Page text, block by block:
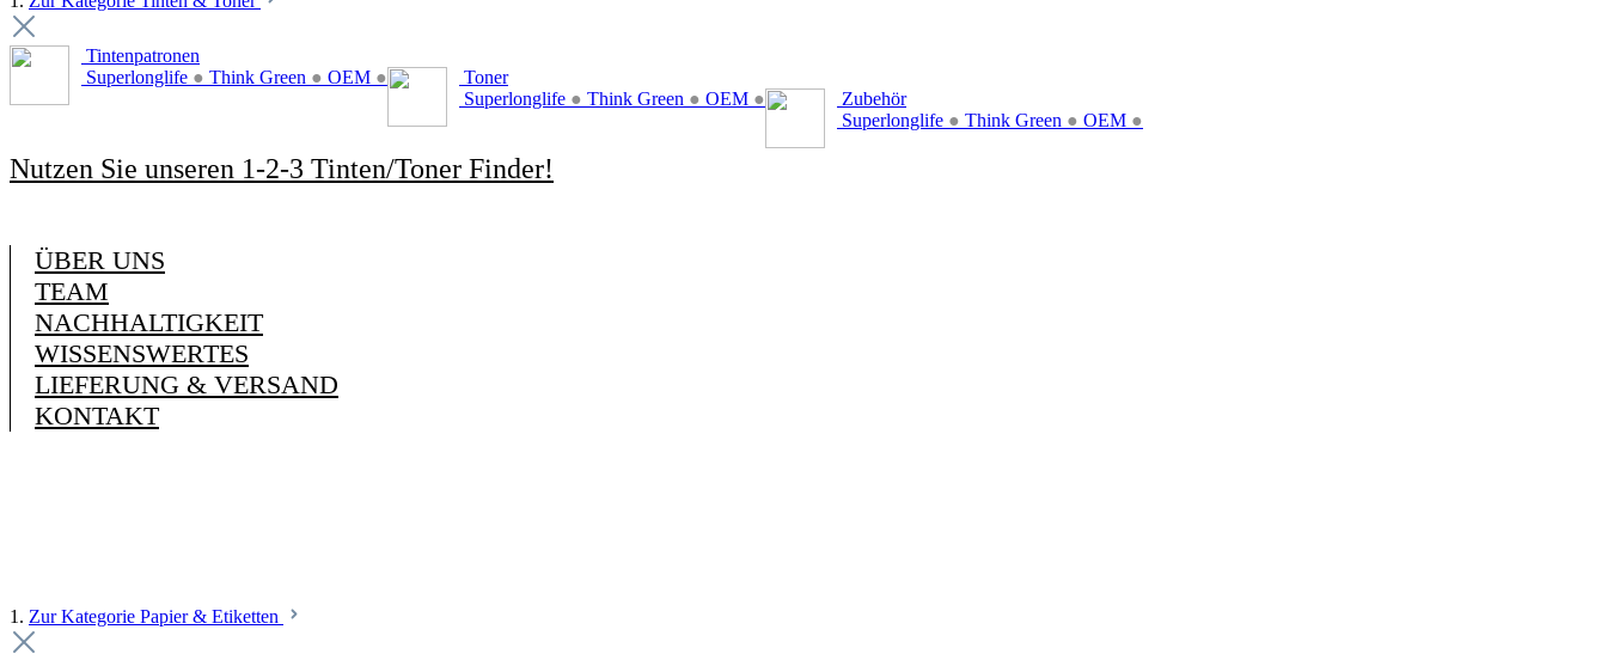
Tintenpatronen
Superlonglife ● Think Green ● OEM ●
Toner
Superlonglife ● Think Green ● OEM ●
Zubehör
Superlonglife ● Think Green ● OEM ●
Nutzen Sie unseren 1-2-3 Tinten/Toner Finder!
ÜBER UNS
TEAM
NACHHALTIGKEIT
WISSENSWERTES
LIEFERUNG & VERSAND
KONTAKT
1. Zur Kategorie Papier & Etiketten